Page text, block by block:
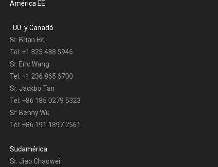
América EE
. UU. y Canadá
Sr. Brian He
Tel: +1 825 488 5946
Sr. Eric Wang
Tel: +1 236 865 6700
Sr. Jackbo Tan
Tel: +86 185 0279 5323
Sr. Benny Wu
Tel: +86 191 1897 2561
Sudamérica
Sr. Jiao Chaowei